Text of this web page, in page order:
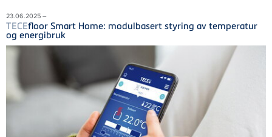
23.06.2025 –
TECEfloor Smart Home: modulbasert styring av temperatur
og energibruk